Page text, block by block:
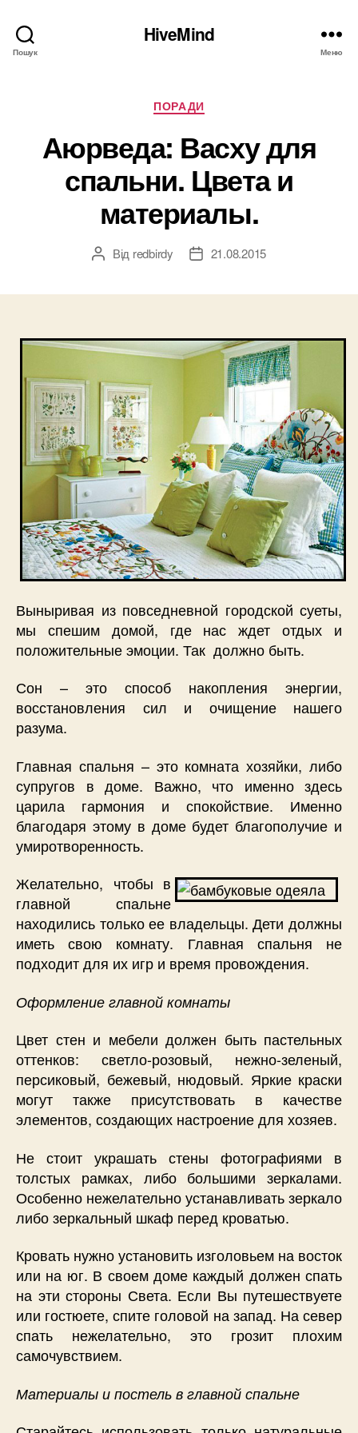
Пошук
HiveMind
Меню
Категорії
ПОРАДИ
Аюрведа: Васху для
спальни. Цвета и
материалы.
Автор
Від redbirdy
Дата21.08.2015
Выныривая из повседневной городской суеты,
мы спешим домой, где нас ждет отдых и
положительные эмоции. Так должно быть.
Сон – это способ накопления энергии,
восстановления сил и очищение нашего
разума.
Главная спальня – это комната хозяйки, либо
супругов в доме. Важно, что именно здесь
царила гармония и спокойствие. Именно
благодаря этому в доме будет благополучие и
умиротворенность.
Желательно, чтобы в
главной спальне
находились только ее владельцы. Дети должны
иметь свою комнату. Главная спальня не
подходит для их игр и время провождения.
Оформление главной комнаты
Цвет стен и мебели должен быть пастельных
оттенков: светло-розовый, нежно-зеленый,
персиковый, бежевый, нюдовый. Яркие краски
могут также присутствовать в качестве
элементов, создающих настроение для хозяев.
Не стоит украшать стены фотографиями в
толстых рамках, либо большими зеркалами.
Особенно нежелательно устанавливать зеркало
либо зеркальный шкаф перед кроватью.
Кровать нужно установить изголовьем на восток
или на юг. В своем доме каждый должен спать
на эти стороны Света. Если Вы путешествуете
или гостюете, спите головой на запад. На север
спать нежелательно, это грозит плохим
самочувствием.
Материалы и постель в главной спальне